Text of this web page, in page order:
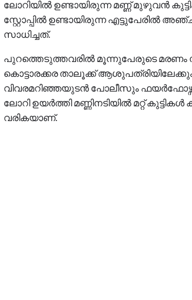
ലോറിയിൽ ഉണ്ടായിരുന്ന മണ്ണ് മുഴുവൻ
സ്റ്റോപ്പിൽ ഉണ്ടായിരുന്ന
സാധിച്ചത്.
പുറത്തെടുത്തവരിൽ മൂന്നുപേരുടെ മരണം
കൊട്ടാരക്കര താലൂക്ക്
വിവരമറിഞ്ഞയുടൻ പോലീസും
ലോറി ഉയർത്തി മണ്ണിനടിയിൽ മറ്റ്
വരികയാണ്.